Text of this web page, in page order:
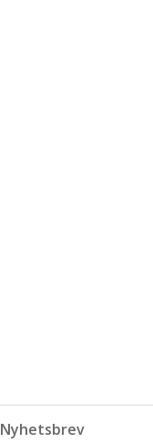
Nyhetsbrev